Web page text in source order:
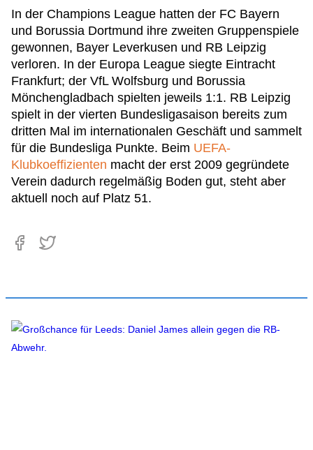
In der Champions League hatten der FC Bayern
und Borussia Dortmund ihre zweiten Gruppenspiele
gewonnen, Bayer Leverkusen und RB Leipzig
verloren. In der Europa League siegte Eintracht
Frankfurt; der VfL Wolfsburg und Borussia
Mönchengladbach spielten jeweils 1:1. RB Leipzig
spielt in der vierten Bundesligasaison bereits zum
dritten Mal im internationalen Geschäft und sammelt
für die Bundesliga Punkte. Beim UEFA-
Klubkoeffizienten macht der erst 2009 gegründete
Verein dadurch regelmäßig Boden gut, steht aber
aktuell noch auf Platz 51.